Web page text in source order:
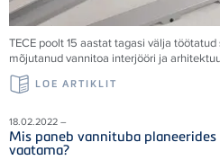
TECE poolt 15 aastat tagasi välja töötatud
mõjutanud vannitoa interjööri ja
LOE ARTIKLIT
18.02.2022 –
Mis paneb vannituba
vaatama?